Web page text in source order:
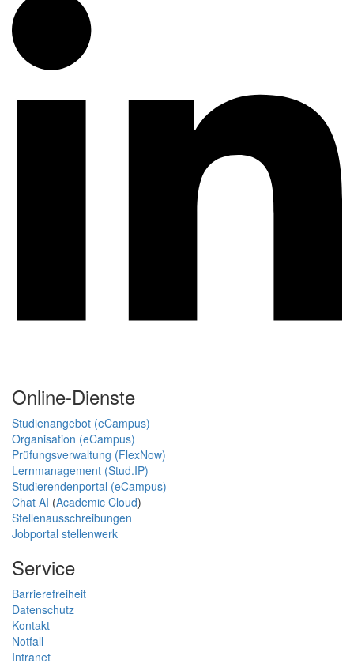
Online-Dienste
Studienangebot (eCampus)
Organisation (eCampus)
Prüfungsverwaltung (FlexNow)
Lernmanagement (Stud.IP)
Studierendenportal (eCampus)
Chat AI (Academic Cloud)
Stellenausschreibungen
Jobportal stellenwerk
Service
Barrierefreiheit
Datenschutz
Kontakt
Notfall
Intranet